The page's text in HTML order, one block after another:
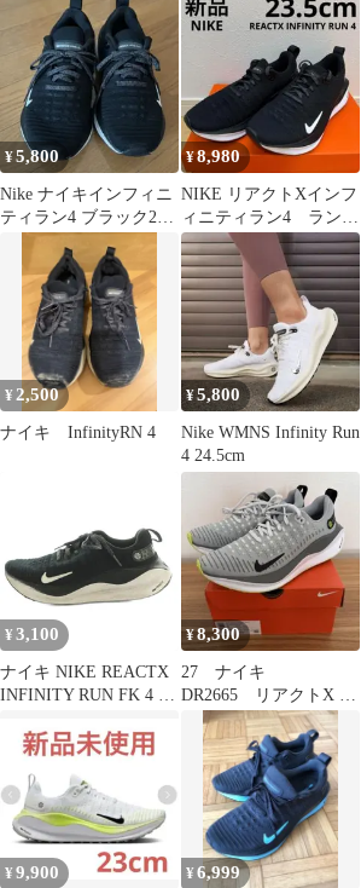
¥5,800
Nike ナイキインフィニ
ティラン4 ブラック23.5
ウィメンズ
¥8,980
NIKE リアクトXインフ
ィニティラン4 ランニ
ングシューズ 黒
23.5cm新品
¥2,500
ナイキ InfinityRN 4
¥5,800
Nike WMNS Infinity Run
4 24.5cm
¥ 3,100
ナイキ NIKE REACTX
INFINITY RUN FK 4 ラ
ーカー US7.5 24.5cm 黒
DR2670-001 /MI ■OS
■SH
¥8,300
27 ナイキ
DR2665 リアクトX イ
ンフィニティ ラン フラ
イニット 4
¥ 9,900 ¥6,999